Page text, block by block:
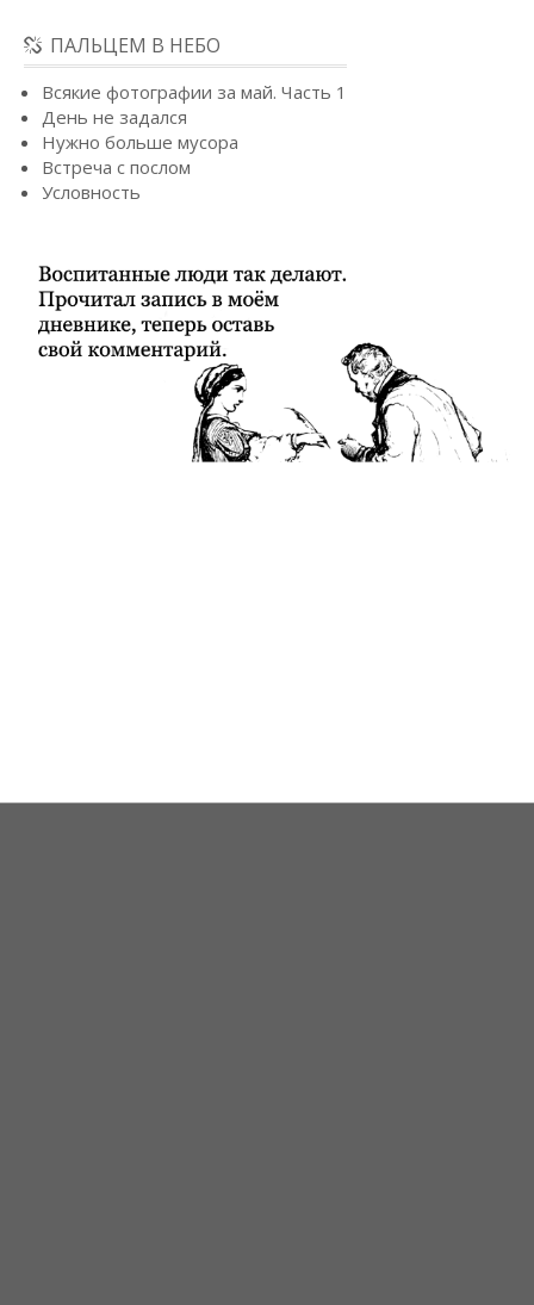
ПАЛЬЦЕМ В НЕБО
Всякие фотографии за май. Часть 1
День не задался
Нужно больше мусора
Встреча с послом
Условность